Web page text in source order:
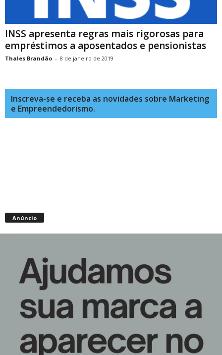
INSS apresenta regras mais rigorosas para
empréstimos a aposentados e pensionistas
Thales Brandão - 8 de janeiro de 2019
Inscreva-se e receba as novidades sobre Marketing
e Empreendedorismo.
Anúncio